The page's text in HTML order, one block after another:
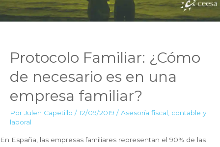
Protocolo Familiar: ¿Cómo
de necesario es en una
empresa familiar?
PorJulen Capetillo /12/09/2019 / Asesoría fiscal, contable y
laboral
En España, las empresas familiares representan el 90% de las